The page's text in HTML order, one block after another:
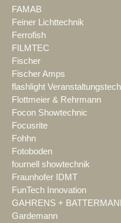
FAMAB
Feiner Lichttechnik
Ferrofish
FILMTEC
Fischer
Fischer Amps
flashlight
Flottmeier & Rehrmann
Focon Showtechnic
Focusrite
Fohhn
Fotoboden
fournell showtechnik
Fraunhofer IDMT
FunTech Innovation
GAHRENS +
Gardemann